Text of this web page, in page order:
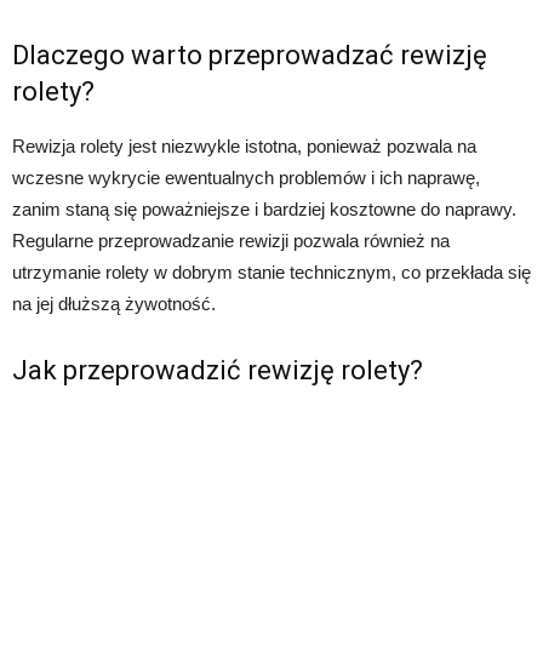
Dlaczego warto przeprowadzać rewizję
rolety?
Rewizja rolety jest niezwykle istotna, ponieważ pozwala na
wczesne wykrycie ewentualnych problemów i ich naprawę,
zanim staną się poważniejsze i bardziej kosztowne do naprawy.
Regularne przeprowadzanie rewizji pozwala również na
utrzymanie rolety w dobrym stanie technicznym, co przekłada się
na jej dłuższą żywotność.
Jak przeprowadzić rewizję rolety?